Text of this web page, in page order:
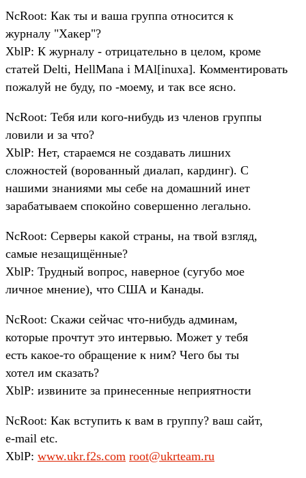
NcRoot: Как ты и ваша группа относится к
журналу "Хакер"?
XblP: К журналу - отрицательно в целом, кроме
статей Delti, HellMana i MAl[inuxa]. Комментировать
пожалуй не буду, по -моему, и так все ясно.
NcRoot: Тебя или кого-нибудь из членов группы
ловили и за что?
XblP: Нет, стараемся не создавать лишних
сложностей (ворованный диалап, кардинг). С
нашими знаниями мы себе на домашний инет
зарабатываем спокойно совершенно легально.
NcRoot: Серверы какой страны, на твой взгляд,
самые незащищённые?
XblP: Трудный вопрос, наверное (сугубо мое
личное мнение), что США и Канады.
NcRoot: Скажи сейчас что-нибудь админам,
которые прочтут это интервью. Может у тебя
есть какое-то обращение к ним? Чего бы ты
хотел им сказать?
XblP: извините за принесенные неприятности
NcRoot: Как вступить к вам в группу? ваш сайт,
e-mail etc.
XblP: www.ukr.f2s.com root@ukrteam.ru